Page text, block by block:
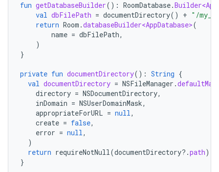
fun getDatabaseBuilder(): RoomDatabase.
val dbFilePath = documentDirectory() + "/
return Room .databaseBuilder<AppDatabase>(
name = dbFilePath,
)
}
private fun documentDirectory(): String {
val documentDirectory = NSFileManager .
directory = NSDocumentDirectory,
inDomain = NSUserDomainMask,
appropriateForURL = null,
create = false,
error = null,
)
return requireNotNull(documentDirectory?.path)
}